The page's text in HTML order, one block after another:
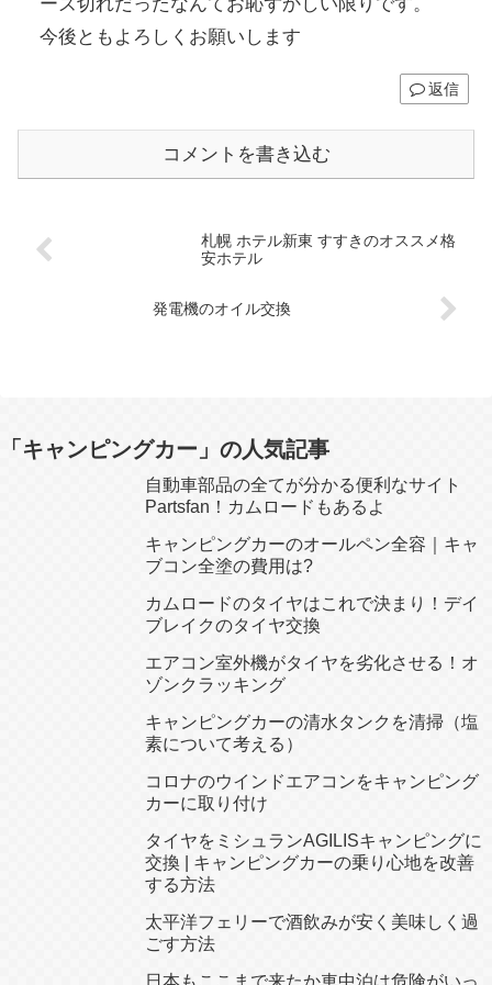
今後ともよろしくお願いします
返信
コメントを書き込む
札幌 ホテル新東 すすきのオススメ格
安ホテル
発電機のオイル交換
「キャンピングカー」の人気記事
自動車部品の全てが分かる便利なサイト
Partsfan！カムロードもあるよ
キャンピングカーのオールペン全容｜キャ
ブコン全塗の費用は?
カムロードのタイヤはこれで決まり！デイ
ブレイクのタイヤ交換
エアコン室外機がタイヤを劣化させる！オ
ゾンクラッキング
キャンピングカーの清水タンクを清掃（塩
素について考える）
コロナのウインドエアコンをキャンピング
カーに取り付け
タイヤをミシュランAGILISキャンピングに
交換 | キャンピングカーの乗り心地を改善
する方法
太平洋フェリーで酒飲みが安く美味しく過
ごす方法
日本もここまで来たか車中泊は危険がいっ